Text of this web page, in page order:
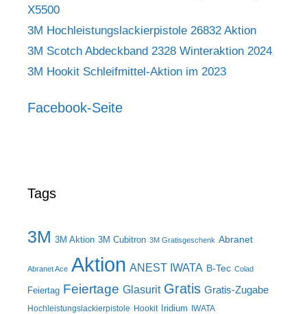
X5500
3M Hochleistungslackierpistole 26832 Aktion
3M Scotch Abdeckband 2328 Winteraktion 2024
3M Hookit Schleifmittel-Aktion im 2023
Facebook-Seite
Tags
3M 3M Aktion 3M Cubitron 3M Gratisgeschenk Abranet
Abranet Ace Aktion ANEST IWATA B-Tec Colad
Feiertag Feiertage Glasurit Gratis Gratis-Zugabe
Hochleistungslackierpistole Hookit Iridium IWATA